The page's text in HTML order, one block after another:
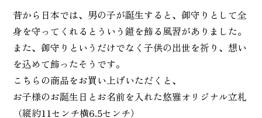
昔から日本では、男の子が誕生すると、御守りとして全
身を守ってくれるとういう鎧を飾る風習がありました。
また、御守りというだけでなく子供の出世を祈り、想い
を込めて飾ったそうです。
こちらの商品をお買い上げいただくと、
お子様のお誕生日とお名前を入れた悠雅オリジナル立札
（縦約11センチ横6.5センチ）